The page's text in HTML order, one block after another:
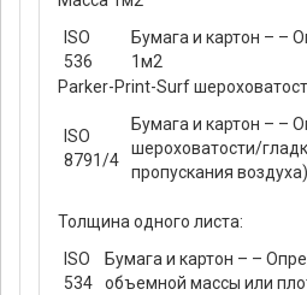
ISO
536
Бумага и картон – –
1м2
Parker-Print-Surf
ISO
8791/4
Бумага и картон – –
шероховатости/
пропускания воздуха)
Толщина одного листа:
ISO
534
Бумага и картон – –
объемной массы или